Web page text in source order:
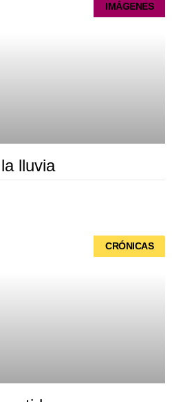
IMÁGENES
lluvia
CRÓNICAS